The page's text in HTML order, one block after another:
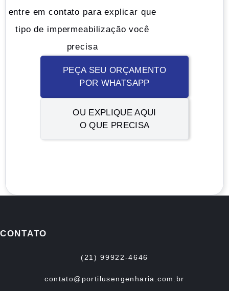
entre em contato para explicar que
tipo de impermeabilização você
precisa
PEÇA SEU ORÇAMENTO
POR WHATSAPP
OU EXPLIQUE AQUI
O QUE PRECISA
CONTATO
(21) 99922-4646
contato@portilusengenharia.com.br